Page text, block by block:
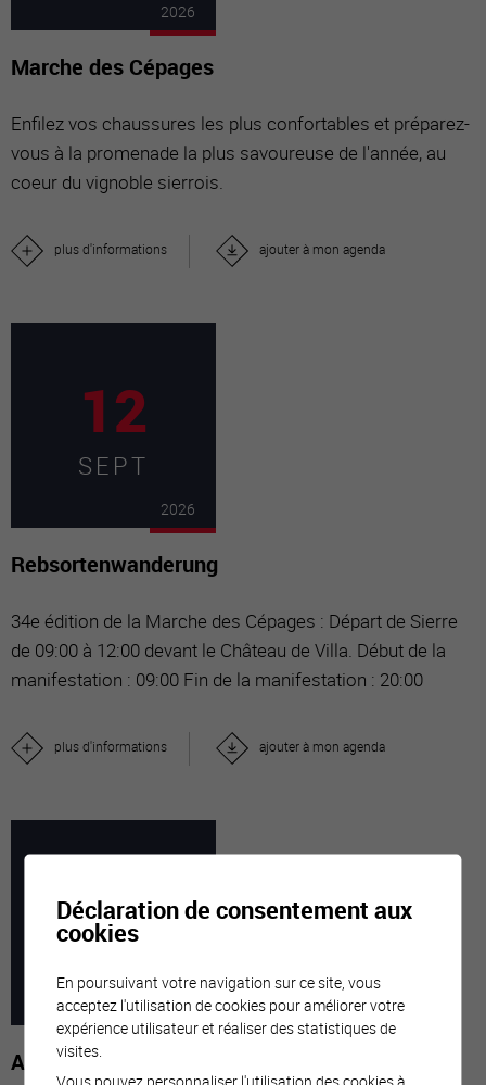
2026
Marche des Cépages
Enfilez vos chaussures les plus confortables et préparez-
vous à la promenade la plus savoureuse de l'année, au
coeur du vignoble sierrois.
plus d'informations ajouter à mon agenda
12
SEPT
2026
Rebsortenwanderung
34e édition de la Marche des Cépages : Départ de Sierre
de 09:00 à 12:00 devant le Château de Villa. Début de la
manifestation : 09:00 Fin de la manifestation : 20:00
plus d'informations ajouter à mon agenda
15
2026
Après-midis discussions
Déclaration de consentement aux
cookies
En poursuivant votre navigation sur ce site, vous
acceptez l'utilisation de cookies pour améliorer votre
expérience utilisateur et réaliser des statistiques de
visites.
Vous pouvez personnaliser l'utilisation des cookies à